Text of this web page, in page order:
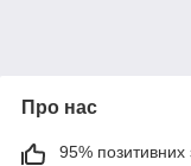
Про нас
95% позитивних